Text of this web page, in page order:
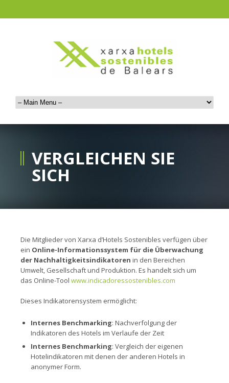
VERGLEICHEN SIE
SICH
Die Mitglieder von Xarxa d’Hotels Sostenibles verfügen über
ein Online-Informationssystem für die Überwachung
der Nachhaltigkeitsindikatoren in den Bereichen
Umwelt, Gesellschaft und Produktion. Es handelt sich um
das Online-Tool www.indicadoressostenibles.com
Dieses Indikatorensystem ermöglicht:
Internes Benchmarking: Nachverfolgung der
Indikatoren des Hotels im Verlaufe der Zeit
Internes Benchmarking: Vergleich der eigenen
Hotelindikatoren mit denen der anderen Hotels in
anonymer Form.